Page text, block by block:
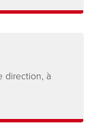
direction, à